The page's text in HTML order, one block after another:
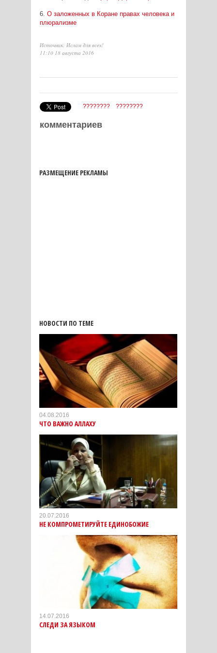
6. О заложенных в Коране правах человека и
плюрализме
Источник: Ислам для всех!
11:10 18 августа 2016
???????? ????????
комментариев
РАЗМЕЩЕНИЕ РЕКЛАМЫ
НОВОСТИ ПО ТЕМЕ
04.08.2016
ЧТО ВАЖНО АЛЛАХУ
20.07.2016
НЕ КОМПРОМЕТИРУЙТЕ ЕДИНОБОЖИЕ
14.07.2016
СЛЕДИ ЗА ЯЗЫКОМ